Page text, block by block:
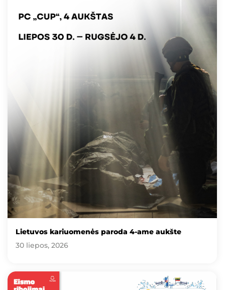
Lietuvos kariuomenės paroda 4-ame aukšte
30 liepos, 2026